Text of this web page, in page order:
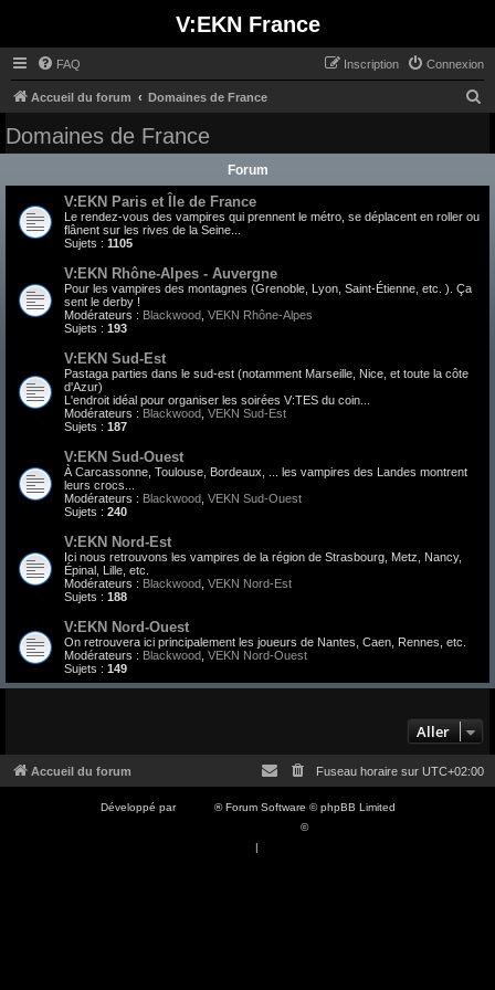
V:EKN France
FAQ Connexion
Inscription
Accueil du forum Domaines de France
Domaines de France
Forum
V:EKN Paris et Île de France
Le rendez-vous des vampires qui prennent le métro, se déplacent en roller ou
flânent sur les rives de la Seine...
Sujets : 1105
V:EKN Rhône-Alpes - Auvergne
Pour les vampires des montagnes (Grenoble, Lyon, Saint-Étienne, etc. ). Ça
sent le derby !
Modérateurs : Blackwood VEKN Rhône-Alpes
Sujets : 193
V:EKN Sud-Est
Pastaga parties dans le sud-est (notamment Marseille, Nice, et toute la côte
d'Azur)
L'endroit idéal pour organiser les soirées V:TES du coin...
Modérateurs : Blackwood VEKN Sud-Est
Sujets : 187
V:EKN Sud-Ouest
À Carcassonne, Toulouse, Bordeaux, ... les vampires des Landes montrent
leurs crocs...
Modérateurs : Blackwood VEKN Sud-Ouest
Sujets : 240
V:EKN Nord-Est
Ici nous retrouvons les vampires de la région de Strasbourg, Metz, Nancy,
Épinal, Lille, etc.
Modérateurs : Blackwood VEKN Nord-Est
Sujets : 188
V:EKN Nord-Ouest
On retrouvera ici principalement les joueurs de Nantes, Caen, Rennes, etc.
Modérateurs : Blackwood VEKN Nord-Ouest
Sujets : 149
Aller
Accueil du forum Fuseau horaire sur UTC+02:00
Développé par
® Forum Software © phpBB Limited
©
|